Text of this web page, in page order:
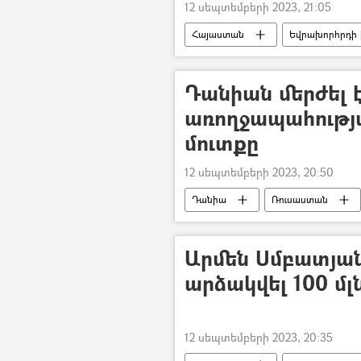
12 սեպտեմբերի 2023, 21:05
Հայաստան
Լեռնային Ղարաբաղ
Դանիան մերժել
մուտքը
12 սեպտեմբերի 2023, 20:50
Դանիա
Ռուսաստան
Առողջապահության
Արմեն
արձակվել 100
12 սեպտեմբերի 2023, 20:35